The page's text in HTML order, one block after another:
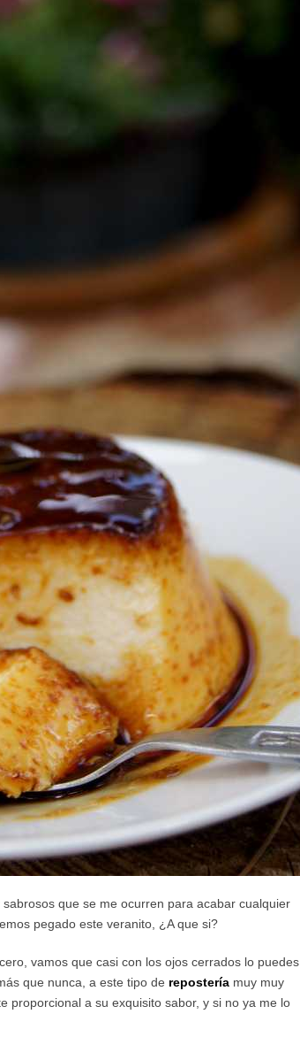
sabrosos que se me ocurren para acabar cualquier
pegado este veranito, ¿A que si?
vamos que casi con los ojos cerrados lo puedes
que nunca, a este tipo de repostería muy muy
proporcional a su exquisito sabor, y si no ya me lo